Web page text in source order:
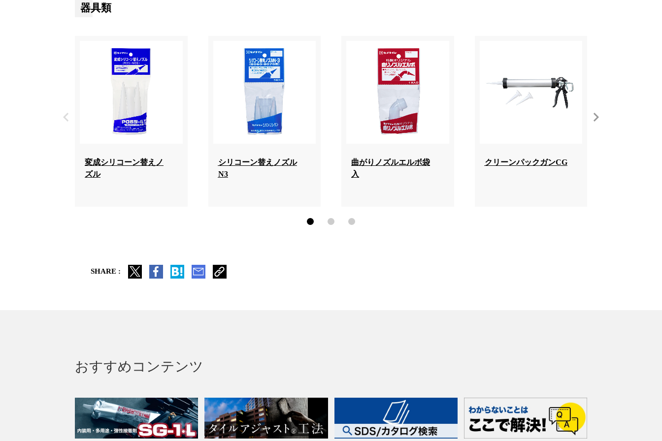
器具類
変成シリコーン替えノ
ズル
シリコーン替えノズル
N3
曲がりノズルエルボ袋
入
クリーンパックガンCG
SHARE :
おすすめコンテンツ